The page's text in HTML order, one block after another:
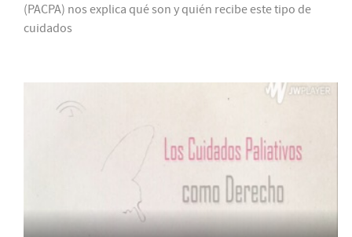
(PACPA) nos explica qué son y quién recibe este tipo de
cuidados